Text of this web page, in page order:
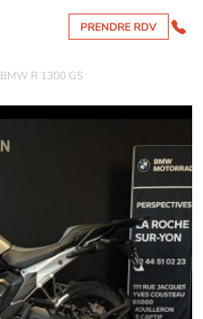
PRENDRE RDV
BMW R 1300 GS